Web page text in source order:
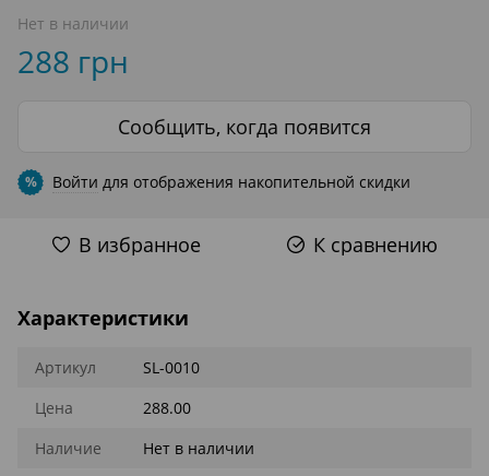
Нет в наличии
288 грн
Сообщить, когда появится
% Войти для отображения накопительной скидки
В избранное К сравнению
Характеристики
Артикул
SL-0010
Цена
288.00
Наличие
Нет в наличии